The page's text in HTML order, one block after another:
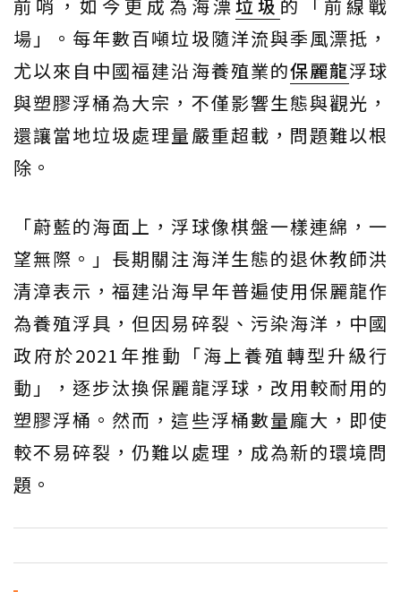
前哨，如今更成為海漂垃圾 的「前線戰
場」。每年數百噸垃圾隨洋流與季風漂抵，
尤以來自中國福建沿海養殖業的保麗龍浮球
與塑膠浮桶為大宗，不僅影響生態與觀光，
還讓當地垃圾處理量嚴重超載，問題難以根
除。
「蔚藍的海面上，浮球像棋盤一樣連綿，一
望無際。」長期關注海洋生態的退休教師洪
清漳表示，福建沿海早年普遍使用保麗龍作
為養殖浮具，但因易碎裂、污染海洋，中國
政府於2021年推動「海上養殖轉型升級行
動」，逐步汰換保麗龍浮球，改用較耐用的
塑膠浮桶。然而，這些浮桶數量龐大，即使
較不易碎裂，仍難以處理，成為新的環境問
題。